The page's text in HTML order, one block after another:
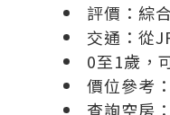
評價：綜
交通：從
0至1歲，
價位參考
查詢空房：